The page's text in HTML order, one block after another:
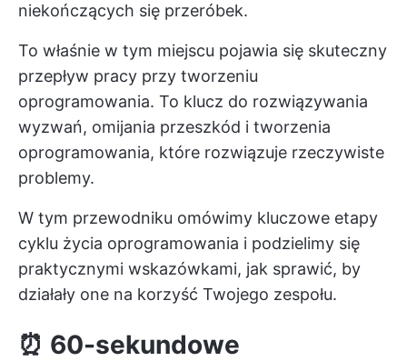
niekończących się przeróbek.
To właśnie w tym miejscu pojawia się skuteczny
przepływ pracy przy tworzeniu
oprogramowania. To klucz do rozwiązywania
wyzwań, omijania przeszkód i tworzenia
oprogramowania, które rozwiązuje rzeczywiste
problemy.
W tym przewodniku omówimy kluczowe etapy
cyklu życia oprogramowania i podzielimy się
praktycznymi wskazówkami, jak sprawić, by
działały one na korzyść Twojego zespołu.
⏰ 60-sekundowe